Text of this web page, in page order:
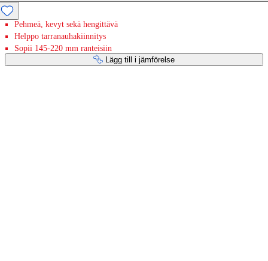
Pehmeä, kevyt sekä hengittävä
Helppo tarranauhakiinnitys
Sopii 145-220 mm ranteisiin
Lägg till i jämförelse